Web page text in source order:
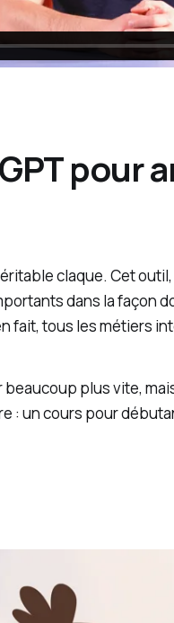
pour
claque. Cet
dans la façon
fait, tous les métiers
plus vite,
: un cours pour